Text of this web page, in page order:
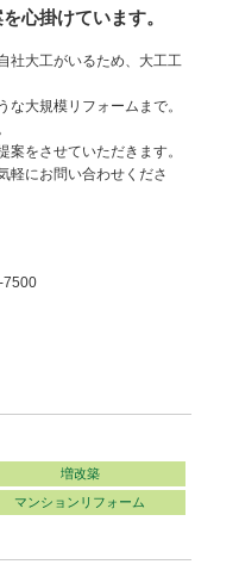
心掛けています。
社大工がいるため、大工工
大規模リフォームまで。
をさせていただきます。
軽にお問い合わせくださ
7500
増改築
マンションリフォーム